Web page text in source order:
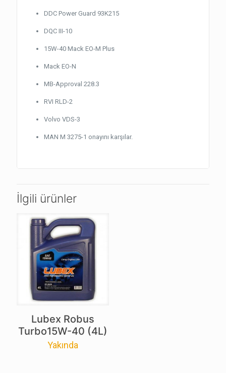
DDC Power Guard 93K215
DQC III-10
15W-40 Mack EO-M Plus
Mack EO-N
MB-Approval 228.3
RVI RLD-2
Volvo VDS-3
MAN M 3275-1 onayını karşılar.
İlgili ürünler
Lubex Robus
Turbo15W-40 (4L)
Yakında